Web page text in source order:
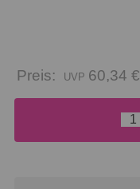
Preis: 60,34 €